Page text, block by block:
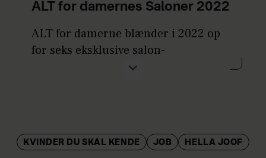
ALT for damernes Saloner 2022
ALT for damerne blænder i 2022 op
for seks eksklusive salon-
arrangementer, hvor vi inviterer
Salonerne forener inspiration og ny
KVINDER DU SKAL KENDE JOB HELLA JOOF